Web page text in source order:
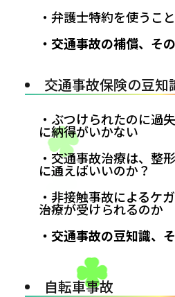
・弁護士特約を使うこ
・交通事故の補償、そ
交通事故保険の豆知
・ぶつけられたのに過
に納得がいかない
・交通事故治療は、整
に通えばいいのか？
・非接触事故によるケ
治療が受けられるのか
・交通事故の豆知識、
自転車事故